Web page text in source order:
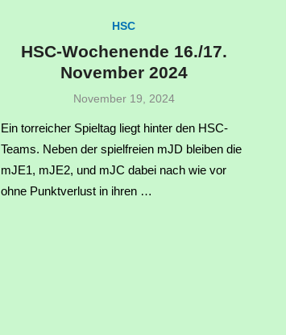
HSC
HSC-Wochenende 16./17.
November 2024
Veröffentlicht
November 19, 2024
Ein torreicher Spieltag liegt hinter den HSC-
Teams. Neben der spielfreien mJD bleiben die
mJE1, mJE2, und mJC dabei nach wie vor
ohne Punktverlust in ihren …